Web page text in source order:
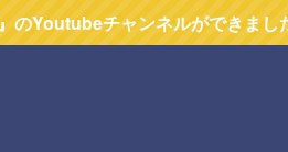
ャンネルができました！チャンネ